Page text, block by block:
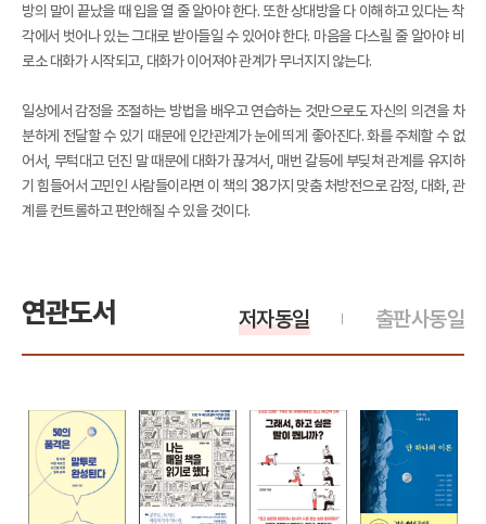
방의 말이 끝났을 때 입을 열 줄 알아야 한다. 또한 상대방을 다 이해하고 있다는 착
각에서 벗어나 있는 그대로 받아들일 수 있어야 한다. 마음을 다스릴 줄 알아야 비
로소 대화가 시작되고, 대화가 이어져야 관계가 무너지지 않는다.
일상에서 감정을 조절하는 방법을 배우고 연습하는 것만으로도 자신의 의견을 차
분하게 전달할 수 있기 때문에 인간관계가 눈에 띄게 좋아진다. 화를 주체할 수 없
어서, 무턱대고 던진 말 때문에 대화가 끊겨서, 매번 갈등에 부딪쳐 관계를 유지하
기 힘들어서 고민인 사람들이라면 이 책의 38가지 맞춤 처방전으로 감정, 대화, 관
계를 컨트롤하고 편안해질 수 있을 것이다.
연관도서 출판사동일
저자동일